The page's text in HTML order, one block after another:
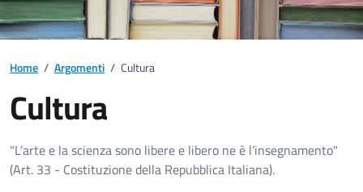
Home / Argomenti / Cultura
Cultura
Dettagli dell'argomento
"L’arte e la scienza sono libere e libero ne è l’insegnamento"
(Art. 33 - Costituzione della Repubblica Italiana).